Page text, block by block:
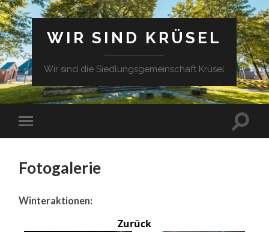
WIR SIND KRÜSEL
Wir sind die Siedlungsgemeinschaft Krüsel
Fotogalerie
Winteraktionen:
Zurück